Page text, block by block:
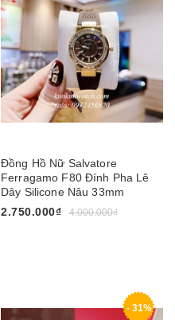
Đồng Hồ Nữ Salvatore
Ferragamo F80 Đính Pha Lê
Dây Silicone Nâu 33mm
2.750.000₫
4.000.000₫
- 31%